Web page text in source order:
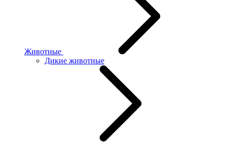
Животные
Дикие животные